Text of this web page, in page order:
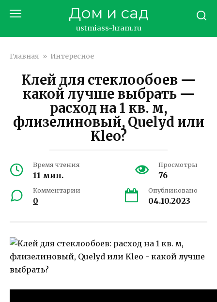
Дом и сад
ustmiass-hram.ru
Главная » Интересное
Клей для стеклообоев —
какой лучше выбрать —
расход на 1 кв. м,
флизелиновый, Quelyd или
Kleo?
Время чтения
11 мин.
Просмотры
76
Комментарии
0
Опубликовано
04.10.2023